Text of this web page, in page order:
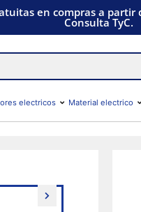
en compras a partir
Consulta TyC.
electricos Material electrico